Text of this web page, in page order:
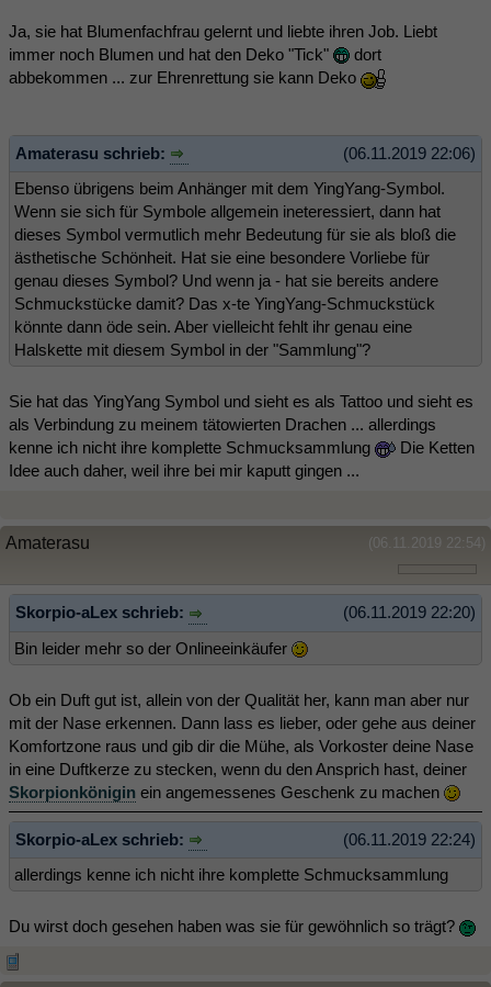
Ja, sie hat Blumenfachfrau gelernt und liebte ihren Job. Liebt
immer noch Blumen und hat den Deko "Tick"
dort
abbekommen ... zur Ehrenrettung sie kann Deko
(06.11.2019 22:06)
Amaterasu schrieb:
Ebenso übrigens beim Anhänger mit dem YingYang-Symbol.
Wenn sie sich für Symbole allgemein ineteressiert, dann hat
dieses Symbol vermutlich mehr Bedeutung für sie als bloß die
ästhetische Schönheit. Hat sie eine besondere Vorliebe für
genau dieses Symbol? Und wenn ja - hat sie bereits andere
Schmuckstücke damit? Das x-te YingYang-Schmuckstück
könnte dann öde sein. Aber vielleicht fehlt ihr genau eine
Halskette mit diesem Symbol in der "Sammlung"?
Sie hat das YingYang Symbol und sieht es als Tattoo und sieht es
als Verbindung zu meinem tätowierten Drachen ... allerdings
kenne ich nicht ihre komplette Schmucksammlung
Die Ketten
Idee auch daher, weil ihre bei mir kaputt gingen ...
(06.11.2019 22:54)
Amaterasu
(06.11.2019 22:20)
Skorpio-aLex schrieb:
Bin leider mehr so der Onlineeinkäufer
Ob ein Duft gut ist, allein von der Qualität her, kann man aber nur
mit der Nase erkennen. Dann lass es lieber, oder gehe aus deiner
Komfortzone raus und gib dir die Mühe, als Vorkoster deine Nase
in eine Duftkerze zu stecken, wenn du den Ansprich hast, deiner
Skorpionkönigin ein angemessenes Geschenk zu machen
(06.11.2019 22:24)
Skorpio-aLex schrieb:
allerdings kenne ich nicht ihre komplette Schmucksammlung
Du wirst doch gesehen haben was sie für gewöhnlich so trägt?